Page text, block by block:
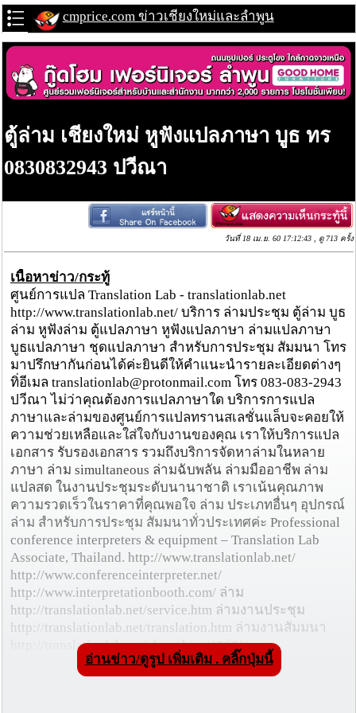
cmprice.com ข่าวเชียงใหม่และลำพูน
ตู้ล่าม เชียงใหม่ หูฟังแปลภาษา บูธ ทร
0830832943 ปวีณา
วันที่ 18 เม.ย. 60 17:12:43 , ดู 713 ครั้ง
เนื้อหาข่าว/กระทู้
ศูนย์การแปล Translation Lab - translationlab.net
http://www.translationlab.net/ บริการ ล่ามประชุม ตู้ล่าม บูธ
ล่าม หูฟังล่าม ตู้แปลภาษา หูฟังแปลภาษา ล่ามแปลภาษา
บูธแปลภาษา ชุดแปลภาษา สำหรับการประชุม สัมมนา โทร
มาปรึกษากันก่อนได้ค่ะยินดีให้คำแนะนำรายละเอียดต่างๆ
ทิ่อีเมล translationlab@protonmail.com โทร 083-083-2943
ปวีณา ไม่ว่าคุณต้องการแปลภาษาใด บริการการแปล
ภาษาและล่ามของศูนย์การแปลทรานสเลชั่นแล็บจะคอยให้
ความช่วยเหลือและใส่ใจกับงานของคุณ เราให้บริการแปล
เอกสาร รับรองเอกสาร รวมถึงบริการจัดหาล่ามในหลาย
ภาษา ล่าม simultaneous ล่ามฉับพลัน ล่ามมืออาชีพ ล่าม
แปลสด ในงานประชุมระดับนานาชาติ เราเน้นคุณภาพ
ความรวดเร็วในราคาที่คุณพอใจ ล่าม ประเภทอื่นๆ อุปกรณ์
ล่าม สำหรับการประชุม สัมมนาทั่วประเทศค่ะ Professional
conference interpreters & equipment – Translation Lab
Associate, Thailand. http://www.translationlab.net/
http://www.conferenceinterpreter.net/
http://www.interpretationbooth.com/ ล่าม
http://translationlab.net/service.htm ล่ามงานประชุม
http://translationlab.net/translation.htm ล่ามงานสัมมนา
http://translationlab.net/about.htm บูธล่าม
http://translationlab.net/privacy.htm หูฟังล่าม
http://translationlab.net/help.htm หูฟังแปลภาษา
อ่านข่าว/ดูรูป เพิ่มเติม . คลิ๊กปุ่มนี้